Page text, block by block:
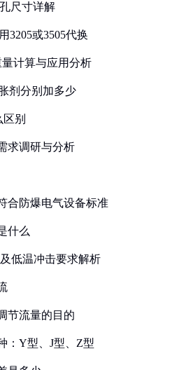
尺寸详解
3205或3505代换
计算与应用分析
剂分别加多少
别
求调研与分析
合防爆电气设备标准
什么
低温冲击要求解析
节流量的目的
：Y型、J型、Z型